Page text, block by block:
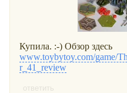
Купила. :-) Обзор здесь
www.toybytoy.com/game/
r_41_review
ответить